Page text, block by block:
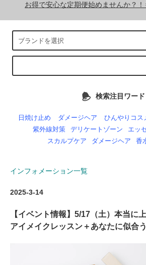
お得で安心な定期便始めませんか？
検索注目ワード
日焼け止め ダメージヘア ひんやりコス
紫外線対策
デリケートゾーン
エッ
スカルプケア
ダメージヘア 香
インフォメーション一覧
2025-3-14
【イベント情報】5/17（土）本当に
アイメイクレッスン＋あなたに似合